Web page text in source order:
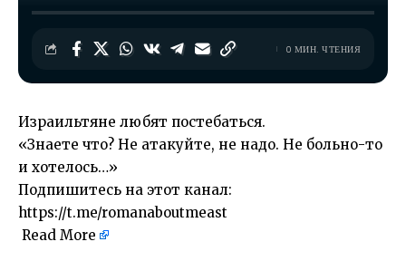
0 МИН. ЧТЕНИЯ
Израильтяне любят постебаться.
«Знаете что? Не атакуйте, не надо. Не больно-то
и хотелось…»
Подпишитесь на этот канал:
https://t.me/romanaboutmeast
Read More